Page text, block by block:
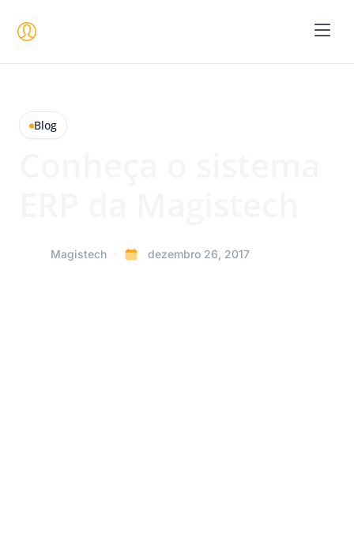
Blog
Magistech dezembro 26, 2017